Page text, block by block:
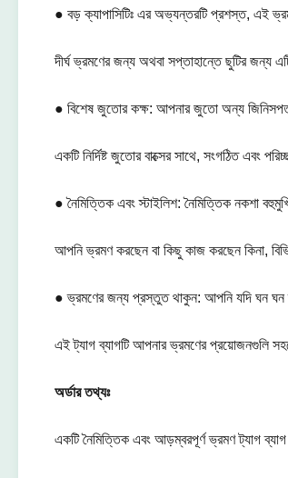
● বড় ক্যাপাসিটিঃ এর অভ্যন্তরটি প্রশস্ত, এই
দীর্ঘ ভ্রমণের জন্য অথবা সপ্তাহান্তে ছুটির জন্য
● বিশেষ জুতোর কক্ষ: আপনার জুতো অন্য
একটি নির্দিষ্ট জুতোর বাক্সের সাথে, সংগঠিত এবং
● নৈমিত্তিক এবং স্টাইলিশ: নৈমিত্তিক নকশা
আপনি ভ্রমণ করছেন বা কিছু কাজ করছেন কিনা,
● ভ্রমণের জন্য প্রস্তুত থাকুন: আপনি যদি ঘন ঘন
এই ট্যাগ ব্যাগটি আপনার ভ্রমণের প্রয়োজনগুলি
অর্ডার তথ্যঃ
একটি নৈমিত্তিক এবং আড়ম্বরপূর্ণ ভ্রমণ ট্যাগ